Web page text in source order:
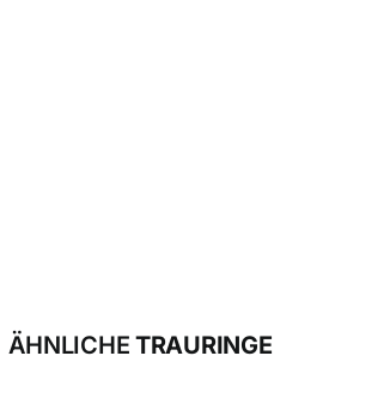
ÄHNLICHE TRAURINGE